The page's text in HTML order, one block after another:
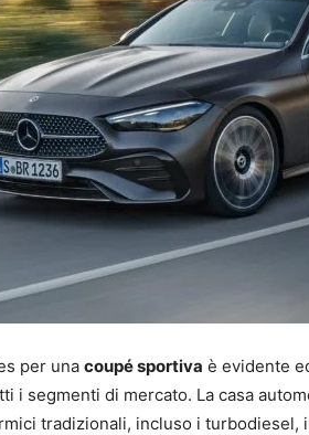
per una coupé sportiva è evidente
i segmenti di mercato. La casa
tradizionali, incluso i turbodiesel,